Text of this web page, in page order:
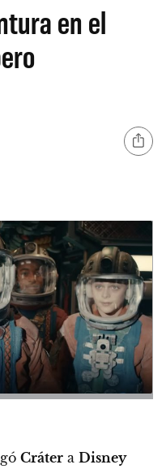
en el
Cráter a Disney